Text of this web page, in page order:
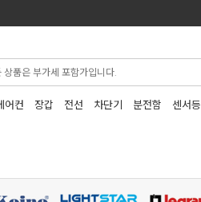
어컨 장갑 전선 차단기 분전함 센서등